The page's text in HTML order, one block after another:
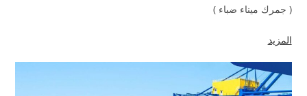
( جمرك ميناء ضباء )
المزيد